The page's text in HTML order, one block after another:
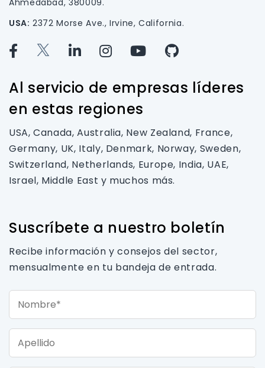
USA: 2372 Morse Ave., Irvine, California.
Al servicio de empresas líderes
en estas regiones
USA, Canada, Australia, New Zealand, France,
Germany, UK, Italy, Denmark, Norway, Sweden,
Switzerland, Netherlands, Europe, India, UAE,
Israel, Middle East y muchos más.
Suscríbete a nuestro boletín
Recibe información y consejos del sector,
mensualmente en tu bandeja de entrada.
Nombre*
Apellido